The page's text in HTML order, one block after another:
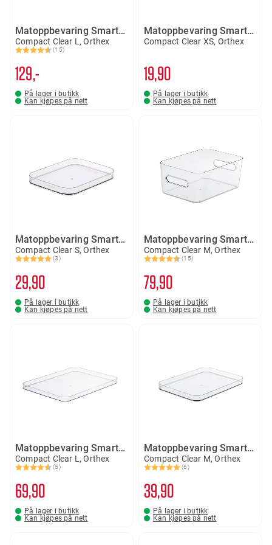
Matoppbevaring SmartStore 15,4 liter
Compact Clear L, Orthex
Karakter:
(15)
4.1 av 5 mulige
129,-
På lager i butikk
Kan kjøpes på nett
Matoppbevaring SmartStore lokk
Compact Clear XS, Orthex
19 90
På lager i butikk
Kan kjøpes på nett
Matoppbevaring SmartStore lokk
Compact Clear S, Orthex
Karakter:
(3)
5.0 av 5 mulige
29 90
På lager i butikk
Kan kjøpes på nett
Matoppbevaring SmartStore 5,3 liter
Compact Clear M, Orthex
Karakter:
(15)
4.5 av 5 mulige
79 90
På lager i butikk
Kan kjøpes på nett
Matoppbevaring SmartStore lokk
Compact Clear L, Orthex
Karakter:
(5)
4.2 av 5 mulige
69 90
På lager i butikk
Kan kjøpes på nett
Matoppbevaring SmartStore lokk
Compact Clear M, Orthex
Karakter:
(6)
5.0 av 5 mulige
39 90
På lager i butikk
Kan kjøpes på nett